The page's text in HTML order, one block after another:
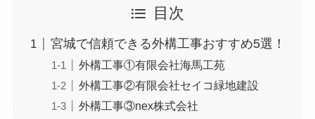
目次
宮城で信頼できる外構工事おすすめ5選！
外構工事①有限会社海馬工苑
外構工事②有限会社セイコ緑地建設
外構工事③nex株式会社